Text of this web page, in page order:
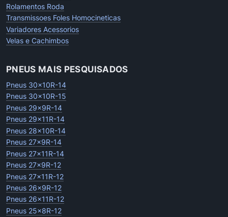
Rolamentos Roda
Transmissoes Foles Homocineticas
Variadores Acessorios
Velas e Cachimbos
PNEUS MAIS PESQUISADOS
Pneus 30x10R-14
Pneus 30x10R-15
Pneus 29x9R-14
Pneus 29x11R-14
Pneus 28x10R-14
Pneus 27x9R-14
Pneus 27x11R-14
Pneus 27x9R-12
Pneus 27x11R-12
Pneus 26x9R-12
Pneus 26x11R-12
Pneus 25x8R-12